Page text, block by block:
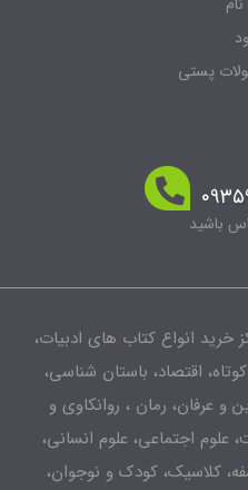
کتاب های ادبیات،
باستان شناسی،
رمان ، روانکاوی و
علوم انسانی،
کودک و نوجوان،